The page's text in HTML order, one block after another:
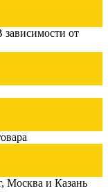
зависимости от
Москва и Казань